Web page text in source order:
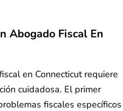
Abogado Fiscal En
en Connecticut requiere
cuidadosa. El primer
fiscales específicos